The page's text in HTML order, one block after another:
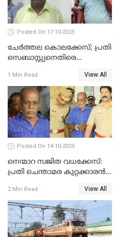
Posted On 17-10-2025
ചേര്‍ത്തല കൊലക്കേസ്; പ്രതി
സെബാസ്റ്റ്യനെതിരെ
1 Min Read View All
Posted On 14-10-2025
നെന്മാറ സജിത വധക്കേസ്:
പ്രതി ചെന്താമര കുറ്റക്കാരൻ,
നടത്തിയത്
ഇരട്ടക്കൊലപാതകം
2 Min Read View All